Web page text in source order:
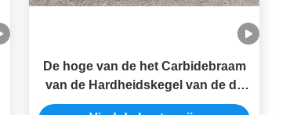
De hoge van de het Carbidebraam
van de Hardheidskegel van de de
Steelmatrijs Lange OEM van de